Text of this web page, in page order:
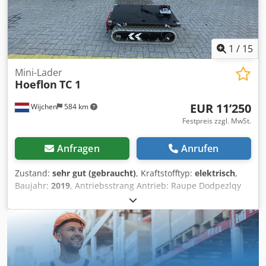
1 / 15
Wijchen 584 km
Mini-Lader
Hoeflon TC 1
EUR 11’250
Festpreis zzgl. MwSt.
Anfragen Anrufen
Zustand: sehr gut (gebraucht), Kraftstofftyp: elektrisch,
Baujahr: 2019, Antriebsstrang Antrieb: Raupe Dodpezlqy
Njfx Amaewa Gewichte Leergewicht: 500 kg Funktionell
Hubkapazität: 1.200 kg Abmessungen des Laderaums: 140
x 80 x 42 cm CE-Kennzeichnung: ja Zustand Technischer
Zustand: sehr gut Optischer Zustand: sehr gut Weitere
Informationen Lieferbedingungen: EXW Produktionsland:
NL Weitere Informationen Wenden Sie sich an Vink